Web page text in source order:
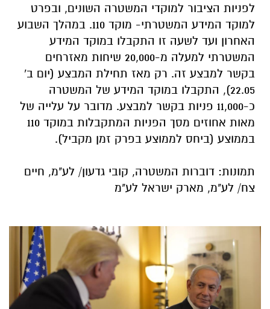
לפניות הציבור למוקדי המשטרה השונים, ובפרט
למוקד המידע המשטרתי- מוקד 110. במהלך השבוע
האחרון ועד לשעה זו התקבלו במוקד המידע
המשטרתי למעלה מ-20,000 שיחות מאזרחים
בקשר למבצע זה. רק מאז תחילת המבצע (יום ב'
22.05), התקבלו במוקד המידע של המשטרה
כ-11,000 פניות בקשר למבצע. מדובר על עלייה של
מאות אחוזים מסך הפניות המתקבלות במוקד 110
בממוצע (ביחס לממוצע בפרק זמן מקביל).
תמונות: דוברות המשטרה, קובי גדעון/ לע"מ, חיים
צח/ לע"מ, מארק ישראל לע"מ